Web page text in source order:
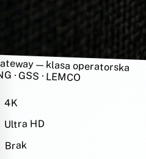
— klasa operatorska
· GSS · LEMCO
4K
Ultra HD
Brak